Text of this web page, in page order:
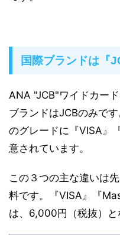
国際ブランドは『
ANA "JCB"ワイドカー
ブランドはJCBのみで
のグレードに『VISA』
意されています。
この３つの主な違いは
料です。『VISA』『
は、6,000円（税抜）と